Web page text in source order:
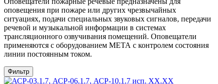
оповещения при пожаре или других чрезвычайных
ситуациях, подачи специальных звуковых сигналов, передачи
речевой и музыкальной информации в системах
трансляционного озвучивания помещений. Оповещатели
применяются с оборудованием МЕТА с контролем состояния
линии постоянным током.
Фильтр